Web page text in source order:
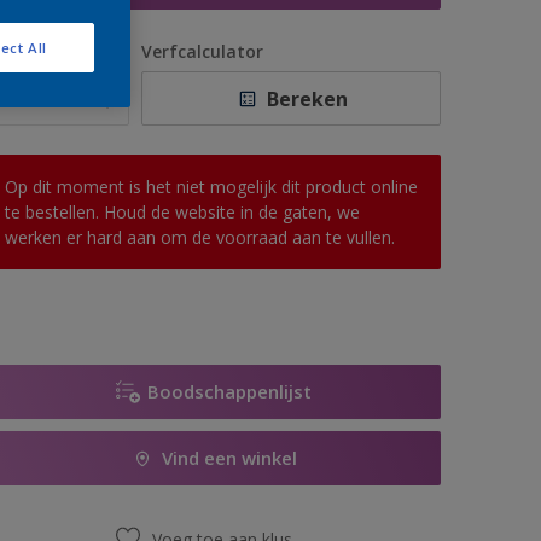
Verfcalculator
Bereken
Op dit moment is het niet mogelijk dit product online
te bestellen. Houd de website in de gaten, we
werken er hard aan om de voorraad aan te vullen.
Boodschappenlijst
Vind een winkel
All